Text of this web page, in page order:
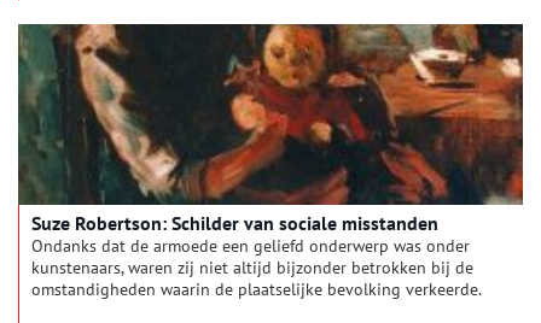
aanvankelijke versje werd door Schenkman geïntroduceerd in
het eerste Sinterklaasboek, gevuld met fraaie handgekleurde
litho’s en vrolijke anekdotes op rijm, uitgegeven in 1850 door
Gerrit Theodoor Bom.
Suze Robertson: Schilder van sociale misstanden
Ondanks dat de armoede een geliefd onderwerp was onder
kunstenaars, waren zij niet altijd bijzonder betrokken bij de
omstandigheden waarin de plaatselijke bevolking verkeerde.